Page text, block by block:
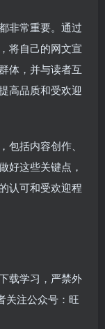
非常重要。通过
将自己的网文宣
体，并与读者互
高品质和受欢迎
括内容创作、
好这些关键点，
认可和受欢迎程
载学习，严禁外
关注公众号：旺